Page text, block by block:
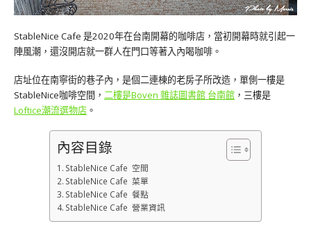
StableNice Cafe 是2020年在台南開幕的咖啡店，當初開幕時就引起一
陣風潮，還沒開店就一群人在門口等著入內喝咖啡。
店址位在南寧街的巷子內，是個二連棟的老房子所改造，單側一樓是
StableNice咖啡空間， 二樓是Boven 雜誌圖書館 台南館 ，三樓是
Loftice潮流選物店 。
內容目錄
StableNice Cafe 空間
StableNice Cafe 菜單
StableNice Cafe 餐點
StableNice Cafe 營業資訊